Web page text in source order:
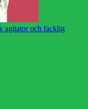
agitator och facklig